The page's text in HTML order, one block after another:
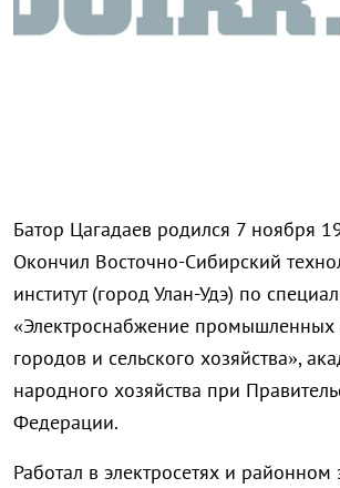
Батор Цагадаев родился 7 ноября
Окончил Восточно-Сибирский
институт (город Улан-Удэ) по
«Электроснабжение промышленных
городов и сельского хозяйства»,
народного хозяйства при
Федерации.
Работал в электросетях и районном